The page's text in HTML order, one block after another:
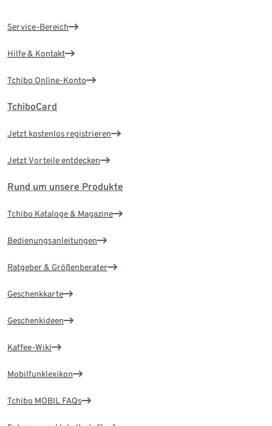
Service-Bereich
Hilfe & Kontakt
Tchibo Online-Konto
TchiboCard
Jetzt kostenlos registrieren
Jetzt Vorteile entdecken
Rund um unsere Produkte
Tchibo Kataloge & Magazine
Bedienungsanleitungen
Ratgeber & Größenberater
Geschenkkarte
Geschenkideen
Kaffee-Wiki
Mobilfunklexikon
Tchibo MOBIL FAQs